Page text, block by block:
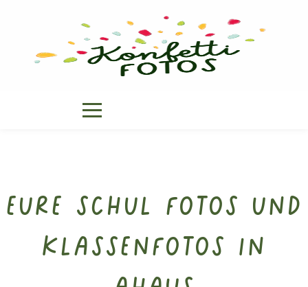
Eure Schul Fotos und
Klassenfotos in